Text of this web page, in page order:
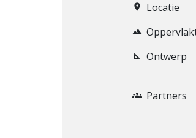
Locatie
Ontwerp
Partners